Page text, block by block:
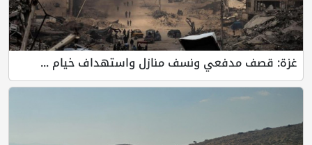
غزة: قصف مدفعي ونسف منازل واستهداف خيام ...